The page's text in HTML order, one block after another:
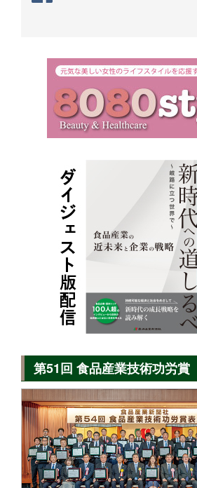
第51回 食品産業技術功労賞